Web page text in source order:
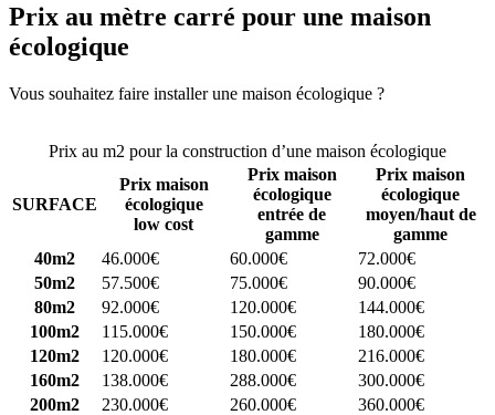
Prix au mètre carré pour une maison
écologique
Vous souhaitez faire installer une maison écologique ?
Prix au m2 pour la construction d’une maison écologique
SURFACE
Prix maison
écologique
low cost
Prix maison
écologique
entrée de
gamme
Prix maison
écologique
moyen/haut de
gamme
40m2
46.000€ 60.000€
72.000€
50m2
57.500€ 75.000€
90.000€
80m2
92.000€ 120.000€
144.000€
100m2
115.000€ 150.000€
180.000€
120m2
120.000€ 180.000€
216.000€
160m2
138.000€ 288.000€
300.000€
200m2
230.000€ 260.000€ 360.000€